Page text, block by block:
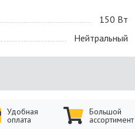
150 Bт
Нейтральный
Удобная
оплата
Большой
ассортимент